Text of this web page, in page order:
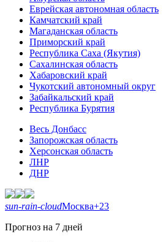
Еврейская автономная область
Камчатский край
Магаданская область
Приморский край
Республика Саха (Якутия)
Сахалинская область
Хабаровский край
Чукотский автономный округ
Забайкальский край
Республика Бурятия
Весь Донбасс
Запорожская область
Херсонская область
ЛНР
ДНР
sun-rain-cloudМосква+23
Прогноз на 7 дней